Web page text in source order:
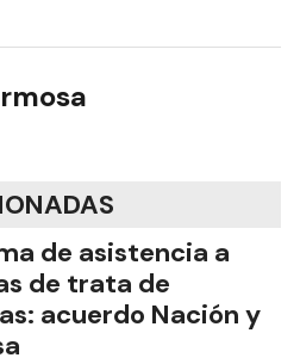
de asistencia a
de trata de
acuerdo Nación y